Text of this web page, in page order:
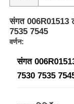
संगत 006R01513
7535 7545
वर्णन:
संगत
7530 7535